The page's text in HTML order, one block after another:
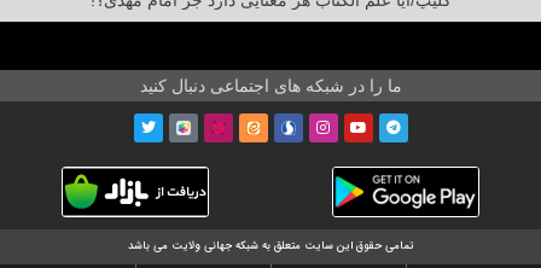
ما را در شبکه های اجتماعی دنبال کنید
تمامی حقوق این سایت متعلق به شبکه جهانی ولایت می باشد